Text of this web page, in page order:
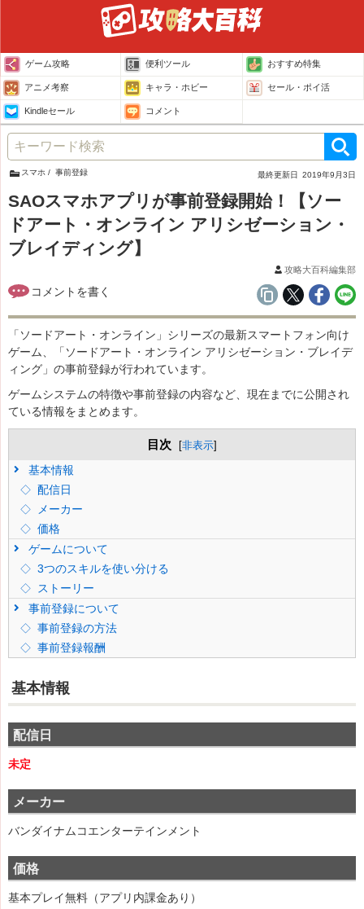
ゲーム攻略 便利ツール おすすめ特集
アニメ考察 キャラ・ホビー セール・ポイ活
Kindleセール コメント
スマホ 事前登録 最終更新日 2019年9月3日
SAOスマホアプリが事前登録開始！【ソー
ドアート・オンライン アリシゼーション・
ブレイディング】
攻略大百科編集部
「ソードアート・オンライン」シリーズの最新スマートフォン向け
ゲーム、「ソードアート・オンライン アリシゼーション・ブレイデ
ィング」の事前登録が行われています。
ゲームシステムの特徴や事前登録の内容など、現在までに公開され
ている情報をまとめます。
目次 [非表示]
基本情報
配信日
メーカー
価格
ゲームについて
3つのスキルを使い分ける
ストーリー
事前登録について
事前登録の方法
事前登録報酬
基本情報
配信日
未定
メーカー
バンダイナムコエンターテインメント
価格
基本プレイ無料（アプリ内課金あり）